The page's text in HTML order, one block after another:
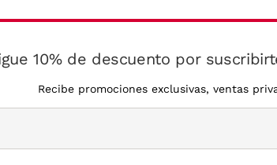
10% de descuento por
Recibe promociones exclusivas, ventas